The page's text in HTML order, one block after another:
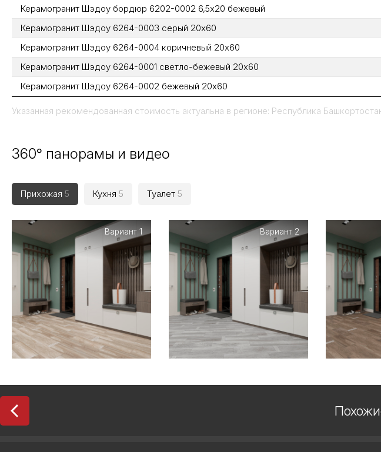
Керамогранит Шэдоу бордюр 6202-0002 6,5х20 бежевый
Керамогранит Шэдоу 6264-0003 серый 20х60
Керамогранит Шэдоу 6264-0004 коричневый 20х60
Керамогранит Шэдоу 6264-0001 светло-бежевый 20х60
Керамогранит Шэдоу 6264-0002 бежевый 20х60
Указанная рекомендованная стоимость актуальна в регионе: Республика
360° панорамы и видео
Прихожая 5 Кухня 5 Туалет 5
Вариант 1 Вариант 2